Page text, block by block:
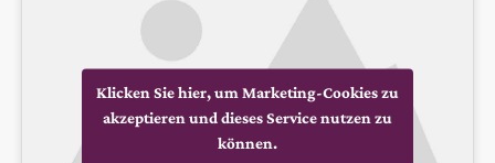
Klicken Sie hier, um Marketing-Cookies zu
akzeptieren und dieses Service nutzen zu
können.